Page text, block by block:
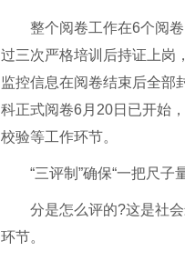
整个阅卷工作在6个阅
过三次严格培训后持证上岗
监控信息在阅卷结束后全部
科正式阅卷6月20日已开始
校验等工作环节。
“三评制”确保“一把尺子
分是怎么评的?这是社
环节。